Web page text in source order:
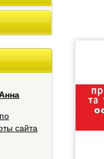
сайта